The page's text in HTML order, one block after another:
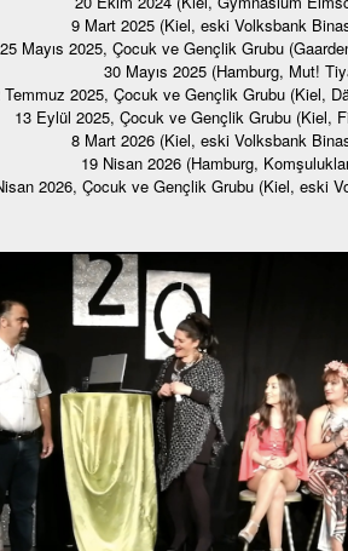
9 Mart 2025 (Kiel, eski Volksbank
25 Mayıs 2025, Çocuk ve Gençlik Grubu
30 Mayıs 2025 (Hamburg, Mut!
Temmuz 2025, Çocuk ve Gençlik Grubu (Kiel,
13 Eylül 2025, Çocuk ve Gençlik Grubu (Kiel,
8 Mart 2026 (Kiel, eski Volksbank
19 Nisan 2026 (Hamburg,
2026, Çocuk ve Gençlik Grubu (Kiel, eski